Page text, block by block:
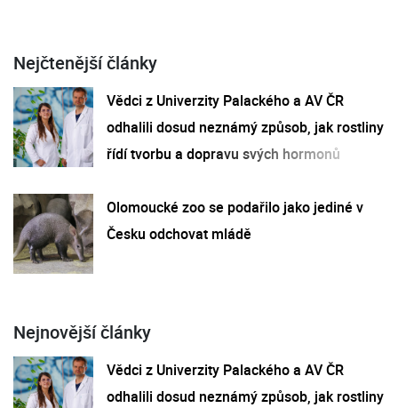
Nejčtenější články
Vědci z Univerzity Palackého a AV ČR
odhalili dosud neznámý způsob, jak rostliny
řídí tvorbu a dopravu svých hormonů
Olomoucké zoo se podařilo jako jediné v
Česku odchovat mládě
Nejnovější články
Vědci z Univerzity Palackého a AV ČR
odhalili dosud neznámý způsob, jak rostliny